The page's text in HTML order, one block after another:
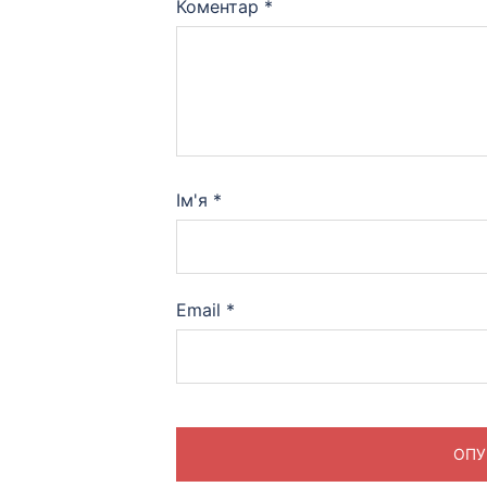
Коментар *
Ім'я *
Email *